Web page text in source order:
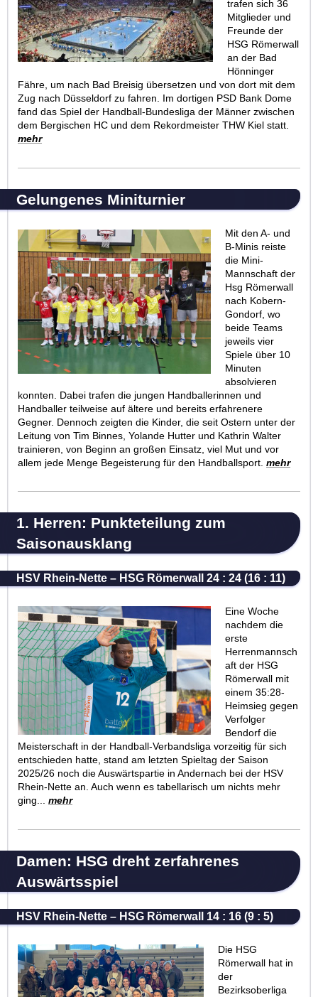
trafen sich 36
Mitglieder und
Freunde der
HSG Römerwall
an der Bad
Hönninger
Fähre, um nach Bad Breisig übersetzen und von dort mit dem
Zug nach Düsseldorf zu fahren. Im dortigen PSD Bank Dome
fand das Spiel der Handball-Bundesliga der Männer zwischen
dem Bergischen HC und dem Rekordmeister THW Kiel statt.
mehr
Gelungenes Miniturnier
Mit den A- und
B-Minis reiste
die Mini-
Mannschaft der
Hsg Römerwall
nach Kobern-
Gondorf, wo
beide Teams
jeweils vier
Spiele über 10
Minuten
absolvieren
konnten. Dabei trafen die jungen Handballerinnen und
Handballer teilweise auf ältere und bereits erfahrenere
Gegner. Dennoch zeigten die Kinder, die seit Ostern unter der
Leitung von Tim Binnes, Yolande Hutter und Kathrin Walter
trainieren, von Beginn an großen Einsatz, viel Mut und vor
allem jede Menge Begeisterung für den Handballsport. mehr
1. Herren: Punkteteilung zum
Saisonausklang
HSV Rhein-Nette – HSG Römerwall 24 : 24 (16 : 11)
Eine Woche
nachdem die
erste
Herrenmannsch
aft der HSG
Römerwall mit
einem 35:28-
Heimsieg gegen
Verfolger
Bendorf die
Meisterschaft in der Handball-Verbandsliga vorzeitig für sich
entschieden hatte, stand am letzten Spieltag der Saison
2025/26 noch die Auswärtspartie in Andernach bei der HSV
Rhein-Nette an. Auch wenn es tabellarisch um nichts mehr
ging...
mehr
Damen: HSG dreht zerfahrenes
Auswärtsspiel
HSV Rhein-Nette – HSG Römerwall 14 : 16 (9 : 5)
Die HSG
Römerwall hat in
der
Bezirksoberliga